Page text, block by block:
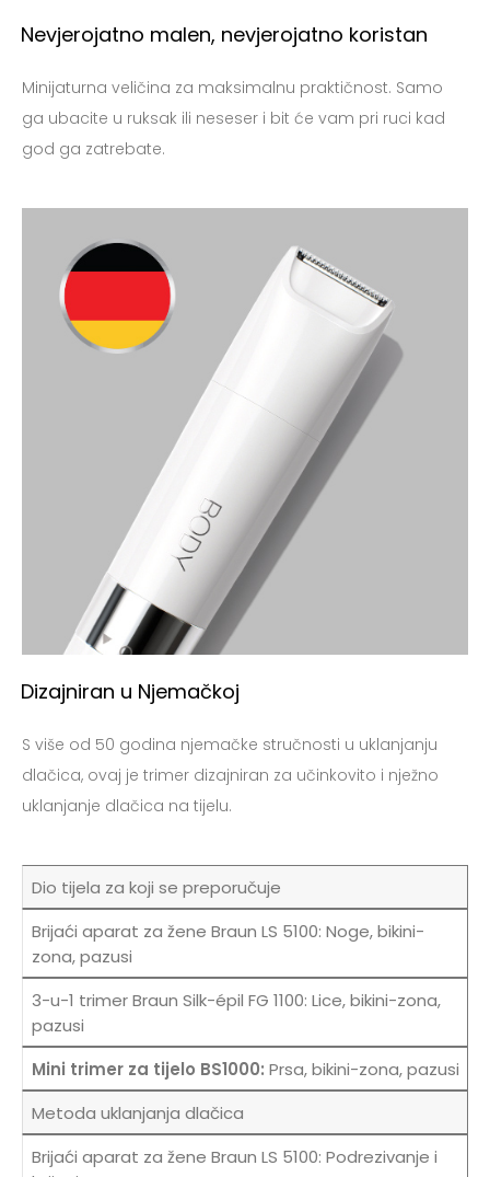
Nevjerojatno malen, nevjerojatno koristan
Minijaturna veličina za maksimalnu praktičnost. Samo
ga ubacite u ruksak ili neseser i bit će vam pri ruci kad
god ga zatrebate.
Dizajniran u Njemačkoj
S više od 50 godina njemačke stručnosti u uklanjanju
dlačica, ovaj je trimer dizajniran za učinkovito i nježno
uklanjanje dlačica na tijelu.
Dio tijela za koji se preporučuje
Noge, bikini-
zona, pazusi
Lice, bikini-zona,
pazusi
Prsa, bikini-zona, pazusi
Metoda uklanjanja dlačica
Podrezivanje i